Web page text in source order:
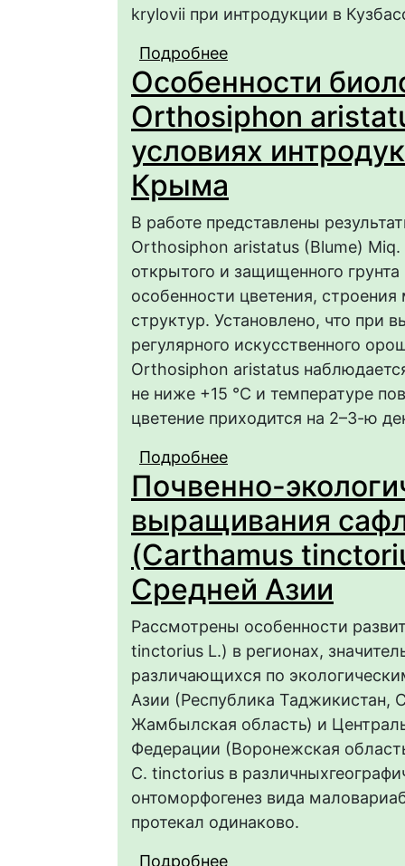
krylovii при интродукции в
Подробнее
ПЕРВИЧНОЙ
САДУ
Особенности
Orthosiphon
условиях
Крыма
В работе представлены
Orthosiphon aristatus (Blume)
открытого и защищенного
особенности цветения,
структур. Установлено, что при
регулярного искусственного
Orthosiphon aristatus
не ниже +15 °С и температуре
цветение приходится на 2–3-ю
Подробнее
(Lamiaceae) в
Почвенно-
выращивания
(Carthamus
Средней Азии
Рассмотрены особенности
tinctorius L.) в регионах,
различающихся по
Азии (Республика Таджикистан,
Жамбылская область) и
Федерации (Воронежская
C. tinctorius в
онтоморфогенез вида
протекал одинаково.
Подробнее